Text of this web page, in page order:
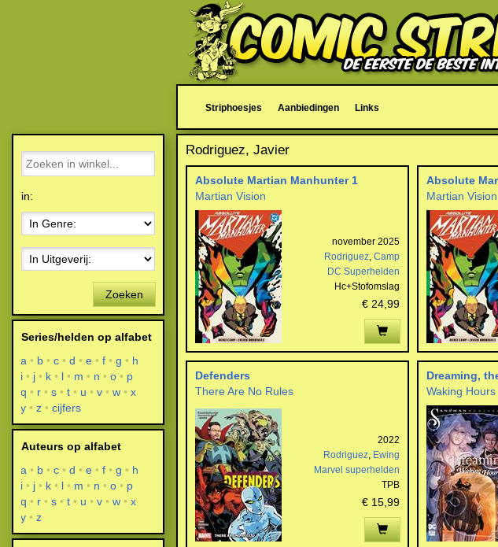
Striphoesjes Aanbiedingen Links
Rodriguez, Javier
Absolute Martian Manhunter 1
Martian Vision
november 2025
Rodriguez, Camp
DC Superhelden
Hc+Stofomslag
€ 24,99
Absolute
Martian Vision
Defenders
There Are No Rules
2022
Rodriguez, Ewing
Marvel superhelden
TPB
€ 15,99
Dreaming,
Waking Hours
in:
Zoeken
Series/helden op alfabet
a
b c d e f g
h
i
j k l m n o
p
q
r s t u v w
x
y
z cijfers
Auteurs op alfabet
a
b c d e f g
h
i
j k l m n o
p
q
r s t u v w
x
y
z